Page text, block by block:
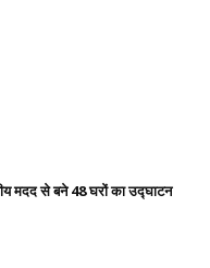
मदद से बने 48 घरों का उद्घाटन